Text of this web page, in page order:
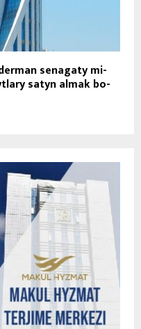
se­na­ga­ty mi­
sa­tyn al­mak bo­